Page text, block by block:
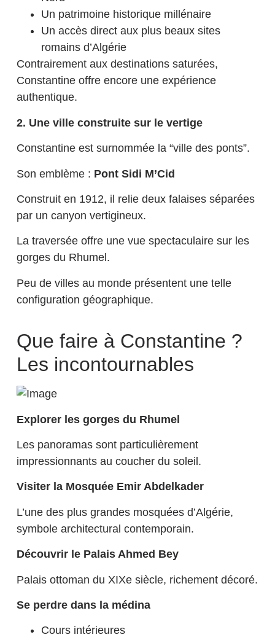
Un patrimoine historique millénaire
Un accès direct aux plus beaux sites
romains d’Algérie
Contrairement aux destinations saturées,
Constantine offre encore une expérience
authentique.
2. Une ville construite sur le vertige
Constantine est surnommée la “ville des ponts”.
Son emblème : Pont Sidi M’Cid
Construit en 1912, il relie deux falaises séparées
par un canyon vertigineux.
La traversée offre une vue spectaculaire sur les
gorges du Rhumel.
Peu de villes au monde présentent une telle
configuration géographique.
Que faire à Constantine ?
Les incontournables
Explorer les gorges du Rhumel
Les panoramas sont particulièrement
impressionnants au coucher du soleil.
Visiter la Mosquée Emir Abdelkader
L’une des plus grandes mosquées d’Algérie,
symbole architectural contemporain.
Découvrir le Palais Ahmed Bey
Palais ottoman du XIXe siècle, richement décoré.
Se perdre dans la médina
Cours intérieures